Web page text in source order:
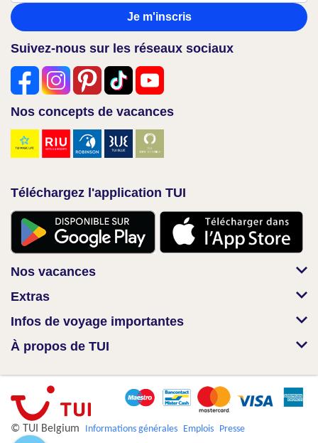
Je m'inscris
Suivez-nous sur les réseaux sociaux
Nos concepts de vacances
Téléchargez l'application TUI
Nos vacances
Extras
Infos de voyage importantes
À propos de TUI
© TUI Belgium Informations générales Emplois Presse